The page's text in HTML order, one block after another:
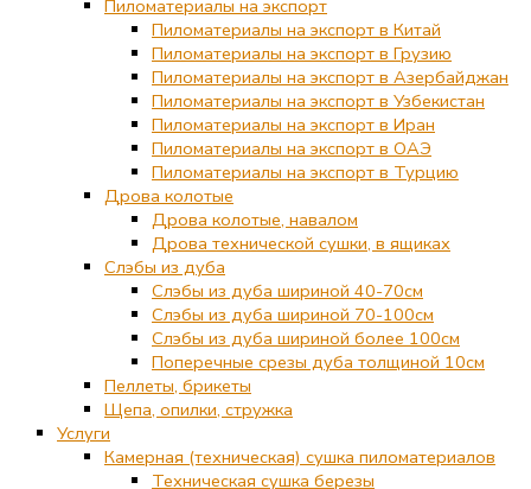
Пиломатериалы на экспорт
Пиломатериалы на экспорт в Китай
Пиломатериалы на экспорт в Грузию
Пиломатериалы на экспорт в Азербайджан
Пиломатериалы на экспорт в Узбекистан
Пиломатериалы на экспорт в Иран
Пиломатериалы на экспорт в ОАЭ
Пиломатериалы на экспорт в Турцию
Дрова колотые
Дрова колотые, навалом
Дрова технической сушки, в ящиках
Слэбы из дуба
Слэбы из дуба шириной 40-70см
Слэбы из дуба шириной 70-100см
Слэбы из дуба шириной более 100см
Поперечные срезы дуба толщиной 10см
Пеллеты, брикеты
Щепа, опилки, стружка
Услуги
Камерная (техническая) сушка пиломатериалов
Техническая сушка березы